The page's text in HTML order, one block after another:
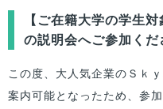
【 ご在籍大学の学生対
の説明会へご参加くだ
この度、大人気企業のＳｋ
案内可能となったため、参